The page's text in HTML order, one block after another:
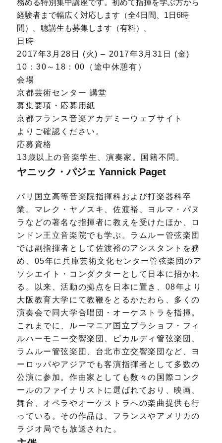
務める特別集中講座です。初めて指揮を学ぶ方から
経験者まで幅広く対応します（全4日間、1日6時
間）。聴講生も募集します（有料）。
日時
2017年3月28日 (火) – 2017年3月31日 (金)
10：30～18：00（途中休憩有）
会場
京都芸術センター 講堂
募集要項・応募用紙
京都フランス音楽アカデミーウェブサイト
よりご確認ください。
応募資格
13歳以上の音楽学生、演奏家。国籍不問。
ヤニック・パジェ Yannick Paget
パリ国立高等音楽院指揮科および打楽器科卒
業。マレク・ヤノスキ、佐渡裕、ヨルマ・パヌ
ラなどの著名な指揮者に教えを受けたほか、ロ
ンドン王立音楽院でも学ぶ。ラムルー管弦楽団
では副指揮者として佐渡裕のアシスタントを務
め、05年に兵庫芸術文化センター管弦楽団のア
ソシエイト・コンダクターとして日本に招かれ
る。以来、活動の拠点を日本に置き、08年より
大阪教育大学にて教鞭をとるかたわら、多くの
演奏会で同大学合唱団・オーケストラを指揮。
これまでに、ルーマニア国立ブラショフ・フィ
ルハーモニー交響楽団、ピカルディ管弦楽団、
ラムルー管弦楽団、台北市立交響楽団など、ヨ
ーロッパやアジアでも客演指揮者として多数の
公演に参加。作曲家としても数々の国際コンク
ールのファイナリストに選ばれており、映画、
舞台、オペラやオーケストラへの楽曲提供も行
っている。その作品は、フランスやアメリカの
ラジオ局でも放送された。